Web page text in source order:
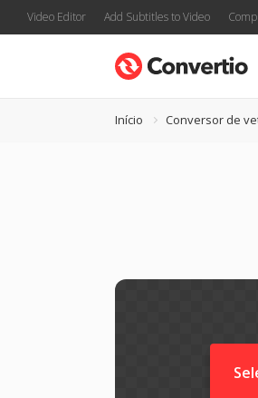
Video Editor Add Subtitles to Video
Início Conversor de